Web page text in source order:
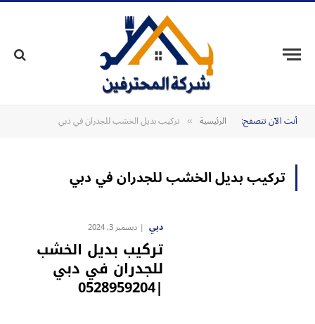
أنت الآن تتصفح: الرئيسية » تركيب بديل الخشب للجدران في دبي
تركيب بديل الخشب للجدران في دبي
دبي ديسمبر 3, 2024
تركيب بديل الخشب
للجدران في دبي
|0528959204